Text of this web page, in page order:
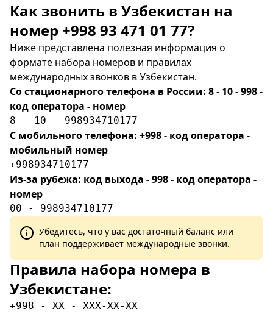
Как звонить в Узбекистан на
номер +998 93 471 01 77?
Ниже представлена полезная информация о
формате набора номеров и правилах
международных звонков в Узбекистан.
Со стационарного телефона в России: 8 - 10 - 998 -
код оператора - номер
8 - 10 - 998934710177
С мобильного телефона: +998 - код оператора -
мобильный номер
+998934710177
Из-за рубежа: код выхода - 998 - код оператора -
номер
00 - 998934710177
Убедитесь, что у вас достаточный баланс или
план поддерживает международные звонки.
Правила набора номера в
Узбекистане:
+998 - XX - XXX-XX-XX